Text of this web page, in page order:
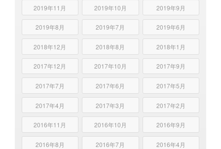
2019年11月 2019年10月 2019年9月
2019年8月 2019年7月 2019年6月
2018年12月 2018年8月 2018年1月
2017年12月 2017年10月 2017年9月
2017年7月 2017年6月 2017年5月
2017年4月 2017年3月 2017年2月
2016年11月 2016年10月 2016年9月
2016年8月 2016年7月 2016年4月